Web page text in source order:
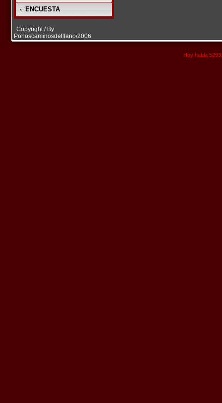
ENCUESTA
Copyright / By
Porloscaminosdelllano/2006
Hoy habia